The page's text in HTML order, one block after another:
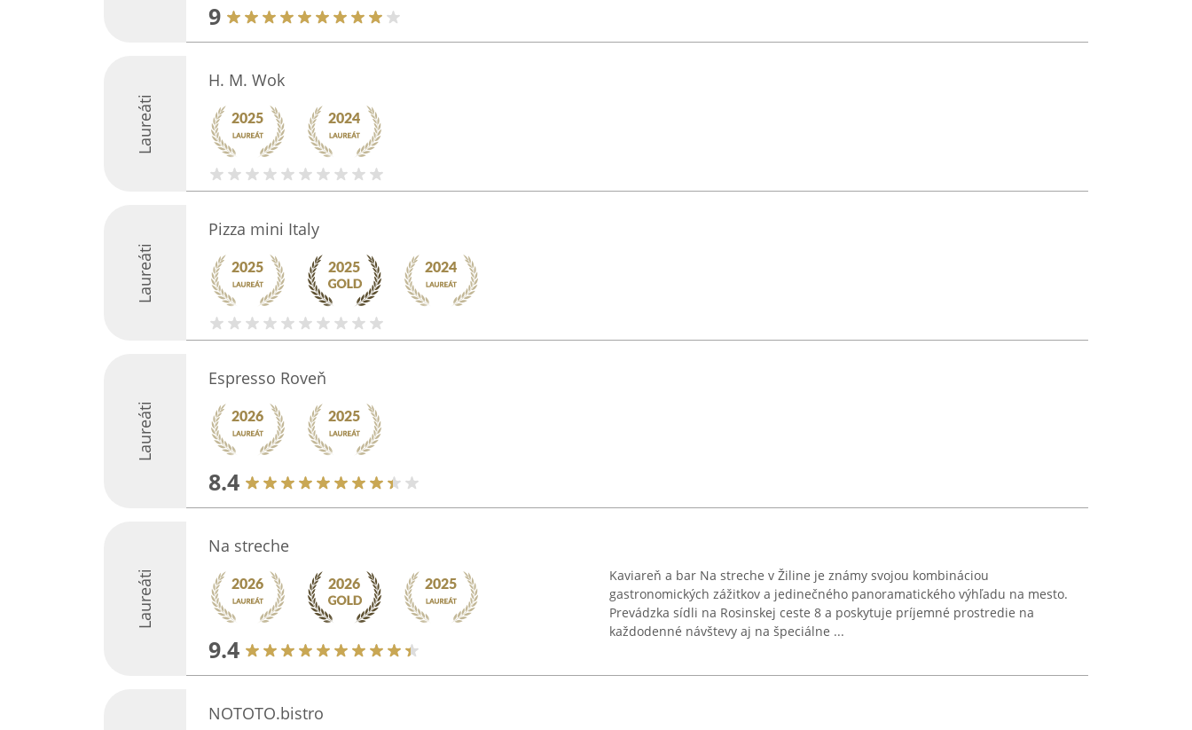
9
Laureáti
H. M. Wok
Laureáti
Pizza mini Italy
Laureáti
Espresso Roveň
8.4
Laureáti
Na streche
9.4
Kaviareň a bar Na streche v Žiline je známy svojou kombináciou
gastronomických zážitkov a jedinečného panoramatického výhľadu na mesto.
Prevádzka sídli na Rosinskej ceste 8 a poskytuje príjemné prostredie na
každodenné návštevy aj na špeciálne ...
NOTOTO.bistro